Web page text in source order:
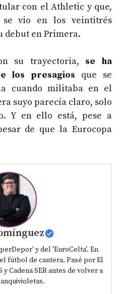
con el Athletic y que,
vio en los veintitrés
debut en Primera.
su trayectoria, se ha
los presagios que se
cuando militaba en el
suyo parecía claro, solo
Y en ello está, pese a
de que la Eurocopa
y del 'EuroCelta'. En
fútbol de cantera. Pasé por El
Cadena SER antes de volver a